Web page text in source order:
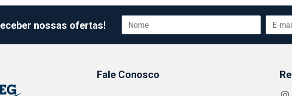
nossas ofertas!
Fale Conosco